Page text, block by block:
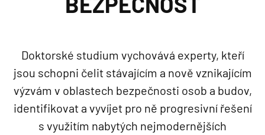
Doktorské studium vychovává experty, kteří
jsou schopni čelit stávajícím a nově vznikajícím
výzvám v oblastech bezpečnosti osob a budov,
identifikovat a vyvíjet pro ně progresivní řešení
s využitím nabytých nejmodernějších